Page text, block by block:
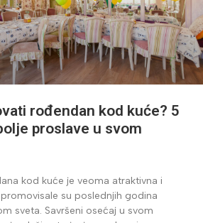
rođendan kod kuće? 5
proslave u svom
kod kuće je veoma atraktivna i
su poslednjih godina
sveta. Savršeni osećaj u svom